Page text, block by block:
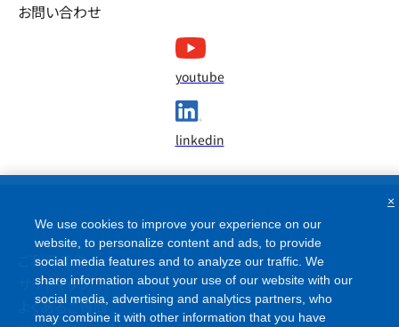
お問い合わせ
youtube
linkedin
ご利用条件
サイトマップ
よくあるご質問
We use cookies to improve your experience on our
website, to personalize content and ads, to provide
social media features and to analyze our traffic. We
share information about your use of our website with our
social media, advertising and analytics partners, who
may combine it with other information that you have
×